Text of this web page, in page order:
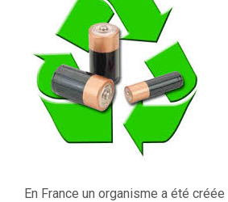
En France un organisme a été créée